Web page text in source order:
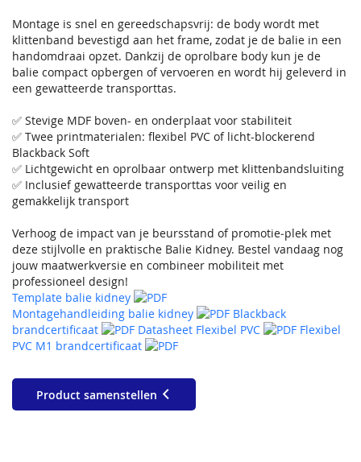
Montage is snel en gereedschapsvrij: de body wordt met
klittenband bevestigd aan het frame, zodat je de balie in een
handomdraai opzet. Dankzij de oprolbare body kun je de
balie compact opbergen of vervoeren en wordt hij geleverd in
een gewatteerde transporttas.
✅ Stevige MDF boven- en onderplaat voor stabiliteit
✅ Twee printmaterialen: flexibel PVC of licht-blockerend
Blackback Soft
✅ Lichtgewicht en oprolbaar ontwerp met klittenbandsluiting
✅ Inclusief gewatteerde transporttas voor veilig en
gemakkelijk transport
Verhoog de impact van je beursstand of promotie‑plek met
deze stijlvolle en praktische Balie Kidney. Bestel vandaag nog
jouw maatwerkversie en combineer mobiliteit met
professioneel design!
Template balie kidney
Montagehandleiding balie kidney
Blackback
brandcertificaat
Datasheet Flexibel PVC
Flexibel
PVC M1 brandcertificaat
Product samenstellen